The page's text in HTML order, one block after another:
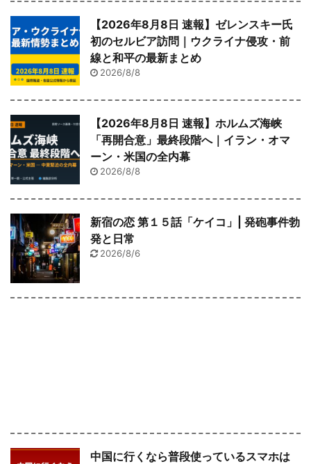
【2026年8月8日 速報】ゼレンスキー氏
初のセルビア訪問｜ウクライナ侵攻・前
線と和平の最新まとめ
2026/8/8
【2026年8月8日 速報】ホルムズ海峡
「再開合意」最終段階へ｜イラン・オマ
ーン・米国の全内幕
2026/8/8
新宿の恋 第１５話「ケイコ」| 発砲事件勃
発と日常
2026/8/6
中国に行くなら普段使っているスマホは